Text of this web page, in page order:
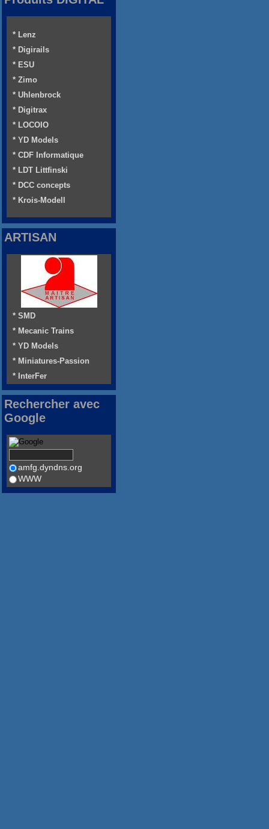
* Lenz
* Digirails
* ESU
* Zimo
* Uhlenbrock
* Digitrax
* LOCOIO
* YD Models
* CDF Informatique
* LDT Littfinski
* DCC concepts
* Krois-Modell
ARTISAN
* SMD
* Mecanic Trains
* YD Models
* Miniatures-Passion
* InterFer
Rechercher avec
Google
amfg.dyndns.org
WWW